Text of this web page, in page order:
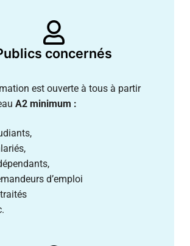
concernés
est ouverte à tous à partir
A2 minimum :
d’emploi